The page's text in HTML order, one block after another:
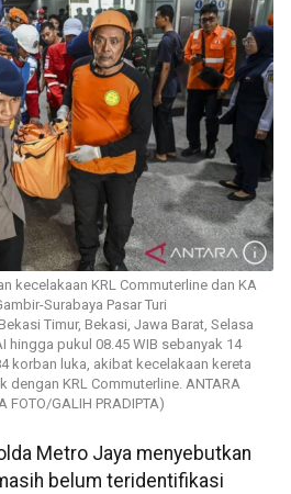
kecelakaan KRL Commuterline dan KA
Surabaya Pasar Turi
Timur, Bekasi, Jawa Barat, Selasa
hingga pukul 08.45 WIB sebanyak 14
korban luka, akibat kecelakaan kereta
KRL Commuterline. ANTARA
FOTO/GALIH PRADIPTA)
Metro Jaya menyebutkan
belum teridentifikasi